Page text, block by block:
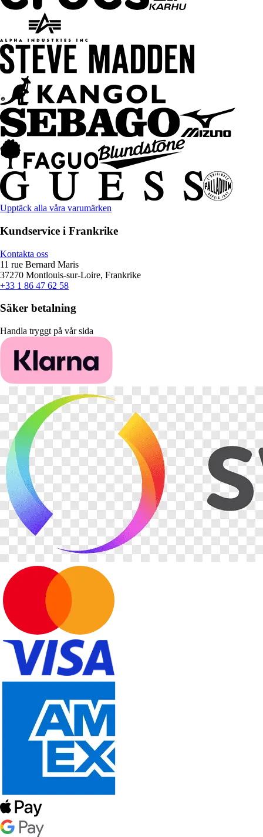
Upptäck alla våra varumärken
Kundservice i Frankrike
Kontakta oss
11 rue Bernard Maris
37270 Montlouis-sur-Loire, Frankrike
+33 1 86 47 62 58
Säker betalning
Handla tryggt på vår sida